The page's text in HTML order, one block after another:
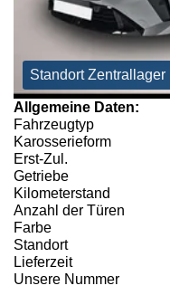
Standort Zentrallager
Allgemeine Daten:
Fahrzeugtyp
Karosserieform
Erst-Zul.
Getriebe
Kilometerstand
Anzahl der Türen
Farbe
Standort
Lieferzeit
Unsere Nummer